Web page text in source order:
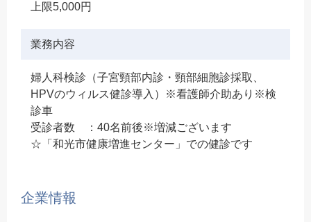
上限5,000円
業務内容
婦人科検診（子宮頸部内診・頸部細胞診採取、
HPVのウィルス健診導入）※看護師介助あり※検
診車
受診者数 ：40名前後※増減ございます
☆「和光市健康増進センター」での健診です
企業情報